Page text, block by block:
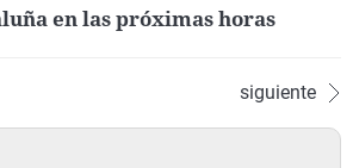
en las próximas horas
siguiente